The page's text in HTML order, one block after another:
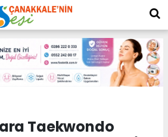
Taekwondo